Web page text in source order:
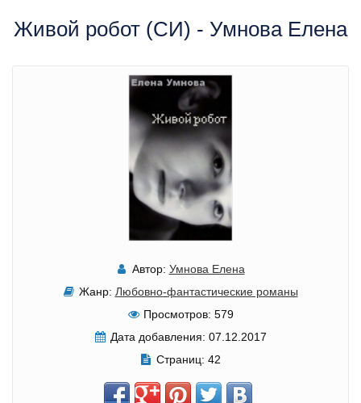
Живой робот (СИ) - Умнова Елена
Автор: Умнова Елена
Жанр: Любовно-фантастические романы
Просмотров: 579
Дата добавления: 07.12.2017
Страниц: 42